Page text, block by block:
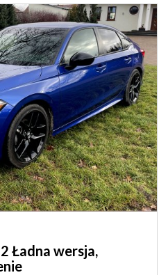
Ładna wersja,